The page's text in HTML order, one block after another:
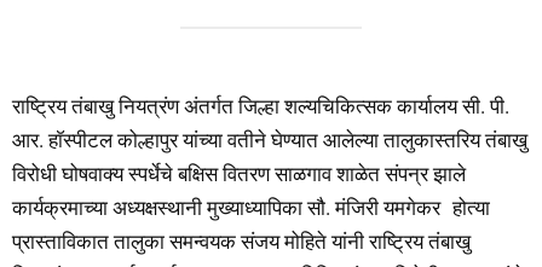
राष्ट्रिय तंबाखु नियत्रंण अंतर्गत जिल्हा शल्यचिकित्सक कार्यालय सी. पी.
आर. हाॅस्पीटल कोल्हापुर यांच्या वतीने घेण्यात आलेल्या तालुकास्तरिय तंबाखु
विरोधी घोषवाक्य स्पर्धेचे बक्षिस वितरण साळगाव शाळेत संपन्र झाले
कार्यक्रमाच्या अध्यक्षस्थानी मुख्याध्यापिका सौ. मंजिरी यमगेकर होत्या
प्रास्ताविकात तालुका समन्वयक संजय मोहिते यांनी राष्ट्रिय तंबाखु